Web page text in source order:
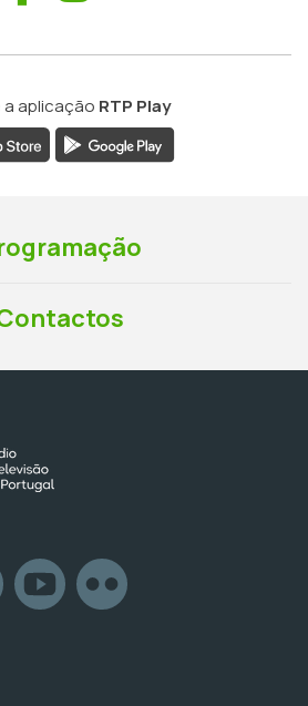
a aplicação RTP Play